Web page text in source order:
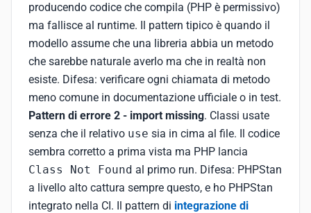
producendo codice che compila (PHP è permissivo)
ma fallisce al runtime. Il pattern tipico è quando il
modello assume che una libreria abbia un metodo
che sarebbe naturale averlo ma che in realtà non
esiste. Difesa: verificare ogni chiamata di metodo
meno comune in documentazione ufficiale o in test.
Pattern di errore 2 - import missing. Classi usate
senza che il relativo use sia in cima al file. Il codice
sembra corretto a prima vista ma PHP lancia
Class Not Found al primo run. Difesa: PHPStan
a livello alto cattura sempre questo, e ho PHPStan
integrato nella CI. Il pattern di integrazione di